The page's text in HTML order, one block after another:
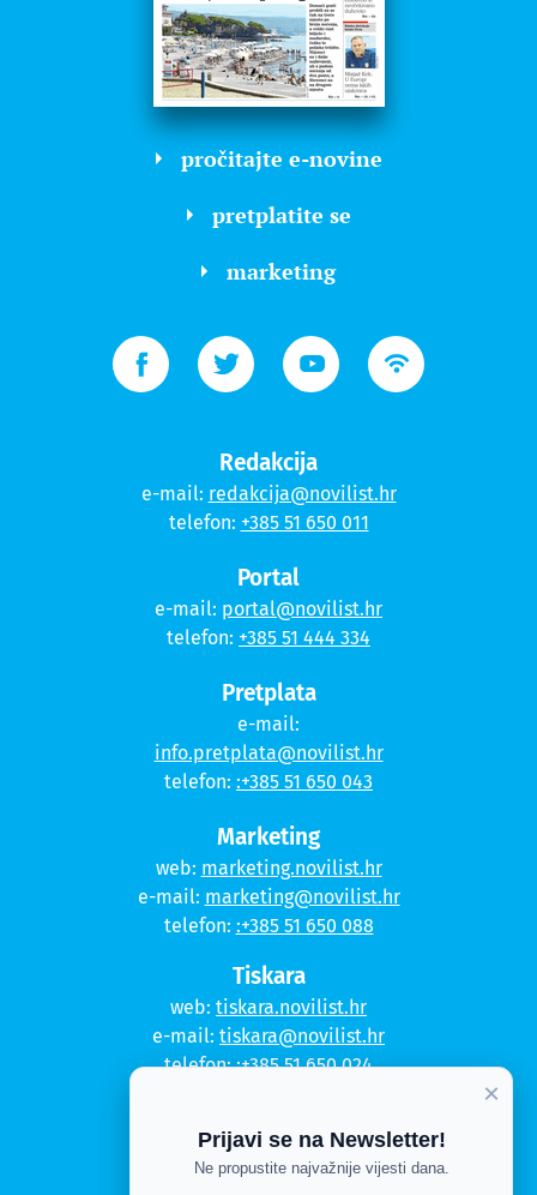
pročitajte e-novine
pretplatite se
marketing
Redakcija
e-mail: redakcija@novilist.hr
telefon: +385 51 650 011
Portal
e-mail: portal@novilist.hr
telefon: +385 51 444 334
Pretplata
e-mail:
info.pretplata@novilist.hr
telefon: :+385 51 650 043
Marketing
web: marketing.novilist.hr
e-mail: marketing@novilist.hr
telefon: :+385 51 650 088
Tiskara
web: tiskara.novilist.hr
e-mail: tiskara@novilist.hr
telefon::+385 51 650 024
Kontakt
×
Prijavi se na Newsletter!
Ne propustite najvažnije vijesti dana.